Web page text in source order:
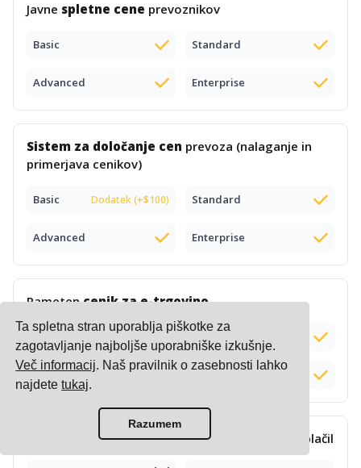
Ta spletna stran uporablja piškotke za
zagotavljanje najboljše uporabniške izkušnje.
Več informacij. Naš pravilnik o zasebnosti lahko
najdetetukaj.
Razumem
Javne spletne cene prevoznikov
Basic Standard
Advanced Enterprise
Sistem za določanje cen prevoza (nalaganje in
primerjava cenikov)
Basic Dodatek (+$100) Standard
Advanced Enterprise
Pametencenik za e-trgovino
Basic Standard
Advanced Enterprise
Kompleksnoizračunavanje in upravljanje doplačil